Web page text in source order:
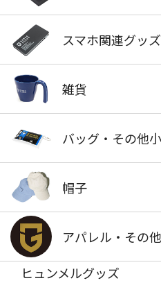
スマホ関連グッズ
雑貨
バッグ・その他
帽子
アパレル・その
ヒュンメルグッズ